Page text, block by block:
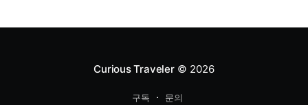
Curious Traveler© 2026
구독 문의